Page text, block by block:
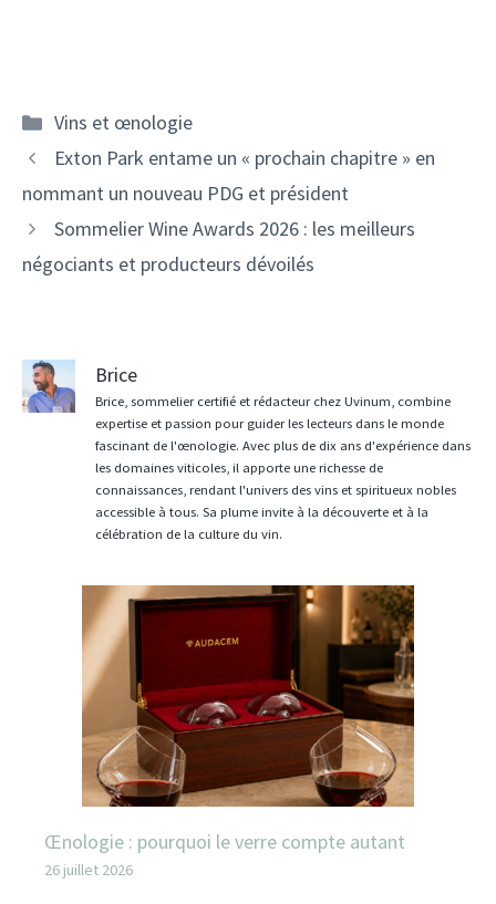
Catégories
Vins et œnologie
Navigation
des
Exton Park entame un « prochain chapitre » en
nommant un nouveau PDG et président
Sommelier Wine Awards 2026 : les meilleurs
négociants et producteurs dévoilés
Brice
Brice, sommelier certifié et rédacteur chez Uvinum, combine
expertise et passion pour guider les lecteurs dans le monde
fascinant de l'œnologie. Avec plus de dix ans d'expérience dans
les domaines viticoles, il apporte une richesse de
connaissances, rendant l'univers des vins et spiritueux nobles
accessible à tous. Sa plume invite à la découverte et à la
célébration de la culture du vin.
Œnologie : pourquoi le verre compte autant
26 juillet 2026